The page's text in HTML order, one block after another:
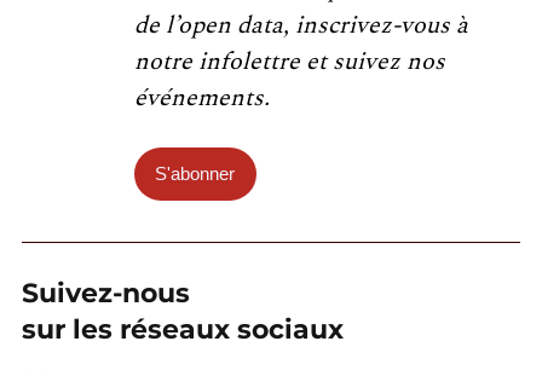
de l’open data, inscrivez-vous à
notre infolettre et suivez nos
événements.
S'abonner
Suivez-nous
sur les réseaux sociaux